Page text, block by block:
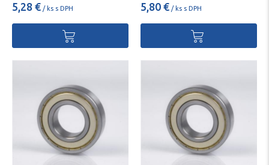
5,28 € / ks s DPH 5,80 € / ks s DPH